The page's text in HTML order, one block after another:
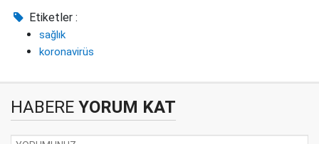
Etiketler :
sağlık
koronavirüs
HABERE YORUM KAT